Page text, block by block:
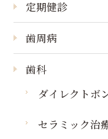
定期健診
歯周病
歯科
ダイレクトボ
セラミック治